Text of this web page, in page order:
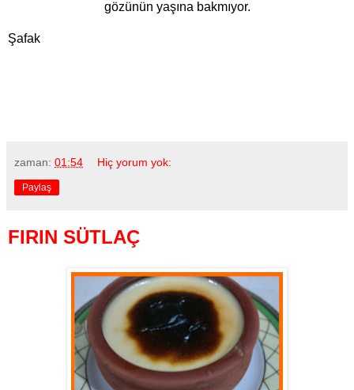
gözünün yaşına bakmıyor.
Şafak
zaman: 01:54 Hiç yorum yok:
Paylaş
FIRIN SÜTLAÇ